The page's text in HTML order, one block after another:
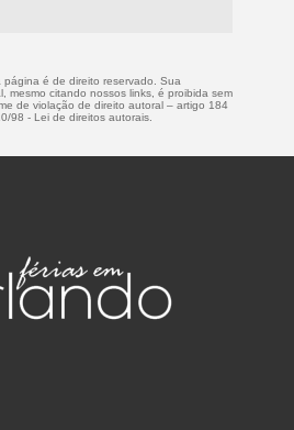
é de direito reservado. Sua
mesmo citando nossos links, é proibida sem
de violação de direito autoral – artigo 184
98 - Lei de direitos autorais